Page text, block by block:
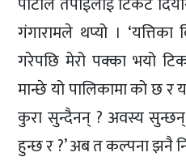
गंगारामले थप्यो । ‘यत्तिका
गरेपछि मेरो पक्का भयो
मान्छे यो पालिकामा को छ
कुरा सुन्दैनन् ? अवस्य सुन्छन्
हुन्छ र ?’ अब त कल्पना झनै